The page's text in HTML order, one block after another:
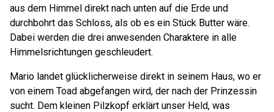
aus dem Himmel direkt nach unten auf die Erde und
durchbohrt das Schloss, als ob es ein Stück Butter wäre.
Dabei werden die drei anwesenden Charaktere in alle
Himmelsrichtungen geschleudert.
Mario landet glücklicherweise direkt in seinem Haus, wo er
von einem Toad abgefangen wird, der nach der Prinzessin
sucht. Dem kleinen Pilzkopf erklärt unser Held, was